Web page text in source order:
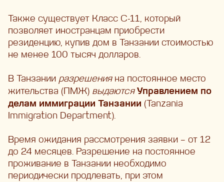
Также существует Класс C-11, который
позволяет иностранцам приобрести
резиденцию, купив дом в Танзании стоимостью
не менее 100 тысяч долларов.
В Танзании разрешения на постоянное место
жительства (ПМЖ) выдаютсяУправлением по
делам иммиграции Танзании (Tanzania
Immigration Department).
Время ожидания рассмотрения заявки – от 12
до 24 месяцев. Разрешение на постоянное
проживание в Танзании необходимо
периодически продлевать, при этом